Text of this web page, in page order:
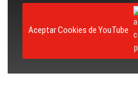
Aceptar Cookies de YouTube